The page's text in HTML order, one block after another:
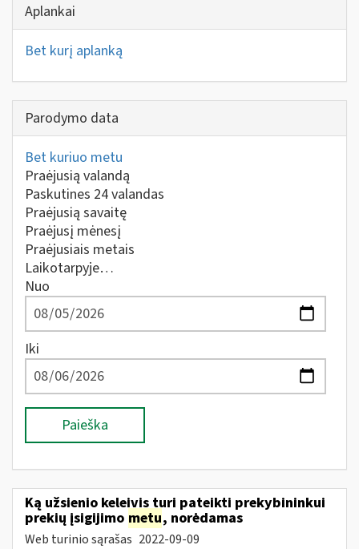
Aplankai
Bet kurį aplanką
Parodymo data
Bet kuriuo metu
Praėjusią valandą
Paskutines 24 valandas
Praėjusią savaitę
Praėjusį mėnesį
Praėjusiais metais
Laikotarpyje…
Nuo
Iki
Paieška
Ką užsienio keleivis turi pateikti prekybininkui
prekių įsigijimo metu, norėdamas
Web turinio sąrašas 2022-09-09